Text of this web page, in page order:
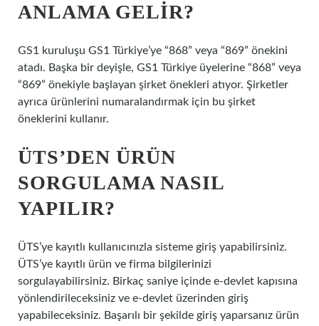
ANLAMA GELIR?
GS1 kuruluşu GS1 Türkiye’ye “868” veya “869” önekini
atadı. Başka bir deyişle, GS1 Türkiye üyelerine “868” veya
“869” önekiyle başlayan şirket önekleri atıyor. Şirketler
ayrıca ürünlerini numaralandırmak için bu şirket
öneklerini kullanır.
ÜTS’DEN ÜRÜN
SORGULAMA NASIL
YAPILIR?
ÜTS’ye kayıtlı kullanıcınızla sisteme giriş yapabilirsiniz.
ÜTS’ye kayıtlı ürün ve firma bilgilerinizi
sorgulayabilirsiniz. Birkaç saniye içinde e-devlet kapısına
yönlendirileceksiniz ve e-devlet üzerinden giriş
yapabileceksiniz. Başarılı bir şekilde giriş yaparsanız ürün